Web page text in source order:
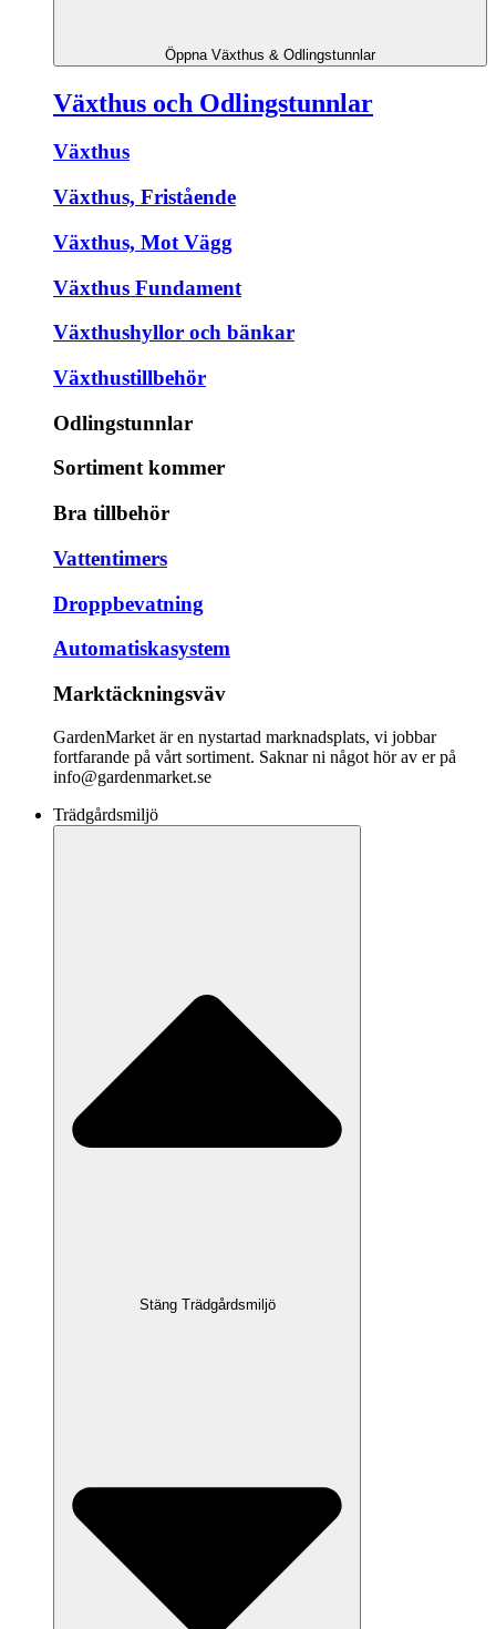
Öppna Växthus & Odlingstunnlar
Växthus och Odlingstunnlar
Växthus
Växthus, Fristående
Växthus, Mot Vägg
Växthus Fundament
Växthushyllor och bänkar
Växthustillbehör
Odlingstunnlar
Sortiment kommer
Bra tillbehör
Vattentimers
Droppbevatning
Automatiskasystem
Marktäckningsväv
GardenMarket är en nystartad marknadsplats, vi jobbar
fortfarande på vårt sortiment. Saknar ni något hör av er på
info@gardenmarket.se
Trädgårdsmiljö
Stäng Trädgårdsmiljö